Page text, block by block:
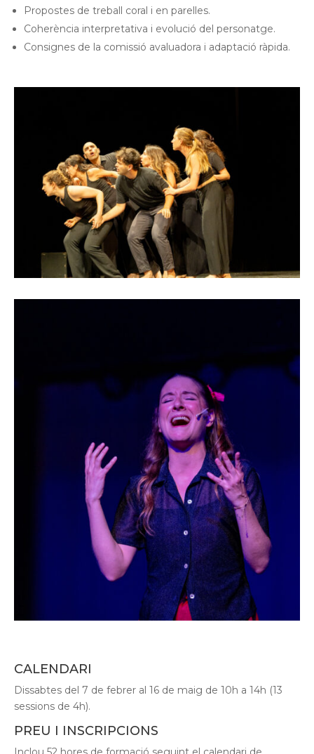
Propostes de treball coral i en parelles.
Coherència interpretativa i evolució del personatge.
Consignes de la comissió avaluadora i adaptació ràpida.
CALENDARI
Dissabtes del 7 de febrer al 16 de maig de 10h a 14h (13
sessions de 4h).
PREU I INSCRIPCIONS